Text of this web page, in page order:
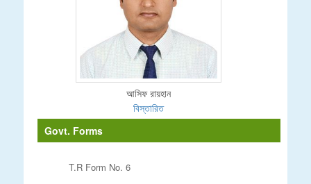
আসিফ রায়হান
বিস্তারিত
Govt. Forms
T.R Form No. 6